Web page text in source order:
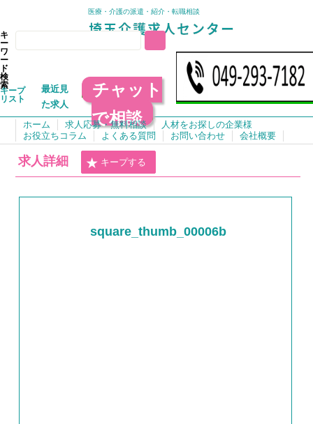
医療・介護の派遣・紹介・転職相談
キ
ー
ワ
ー
ド
検
索
キープ
リスト
最近見
た求人
チャット
で相談
ホーム 求人応募・無料相談
人材をお探しの企業様
お役立ちコラム
よくある質問 お問い合わせ 会社概要
求人詳細 キープする
square_thumb_00006b